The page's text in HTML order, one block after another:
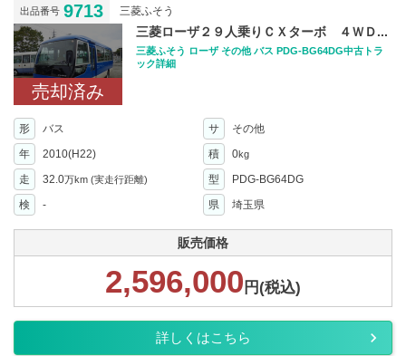
出品番号 9713 三菱ふそう
売却済み
三菱ローザ２９人乗りＣＸターボ ４ＷＤ...
三菱ふそう ローザ その他 バス PDG-BG64DG中古トラ
ック詳細
形 バス サ
その他
年
2010(H22) 積 0kg
走 32.0万km (実走行距離) 型
PDG-BG64DG
検
- 県 埼玉県
販売価格
2,596,000 円(税込)
詳しくはこちら